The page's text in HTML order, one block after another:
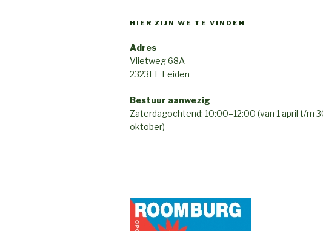
HIER ZIJN WE TE VINDEN
Adres
Vlietweg 68A
2323LE Leiden
Bestuur aanwezig
Zaterdagochtend: 10:00–12:00 (van 1 april t/m
oktober)